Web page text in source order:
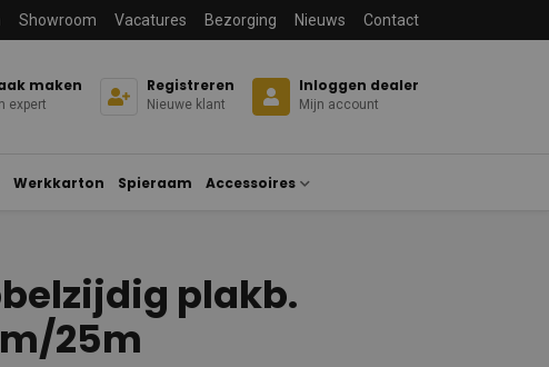
Showroom Vacatures Bezorging Nieuws Contact
maken
expert
Registreren
Nieuwe klant
Inloggen dealer
Mijn account
Werkkarton Spieraam Accessoires
plakb.
25m